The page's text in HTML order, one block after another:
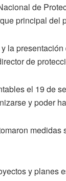
de
principal del
la
de
el 19 de
y poder
y planes